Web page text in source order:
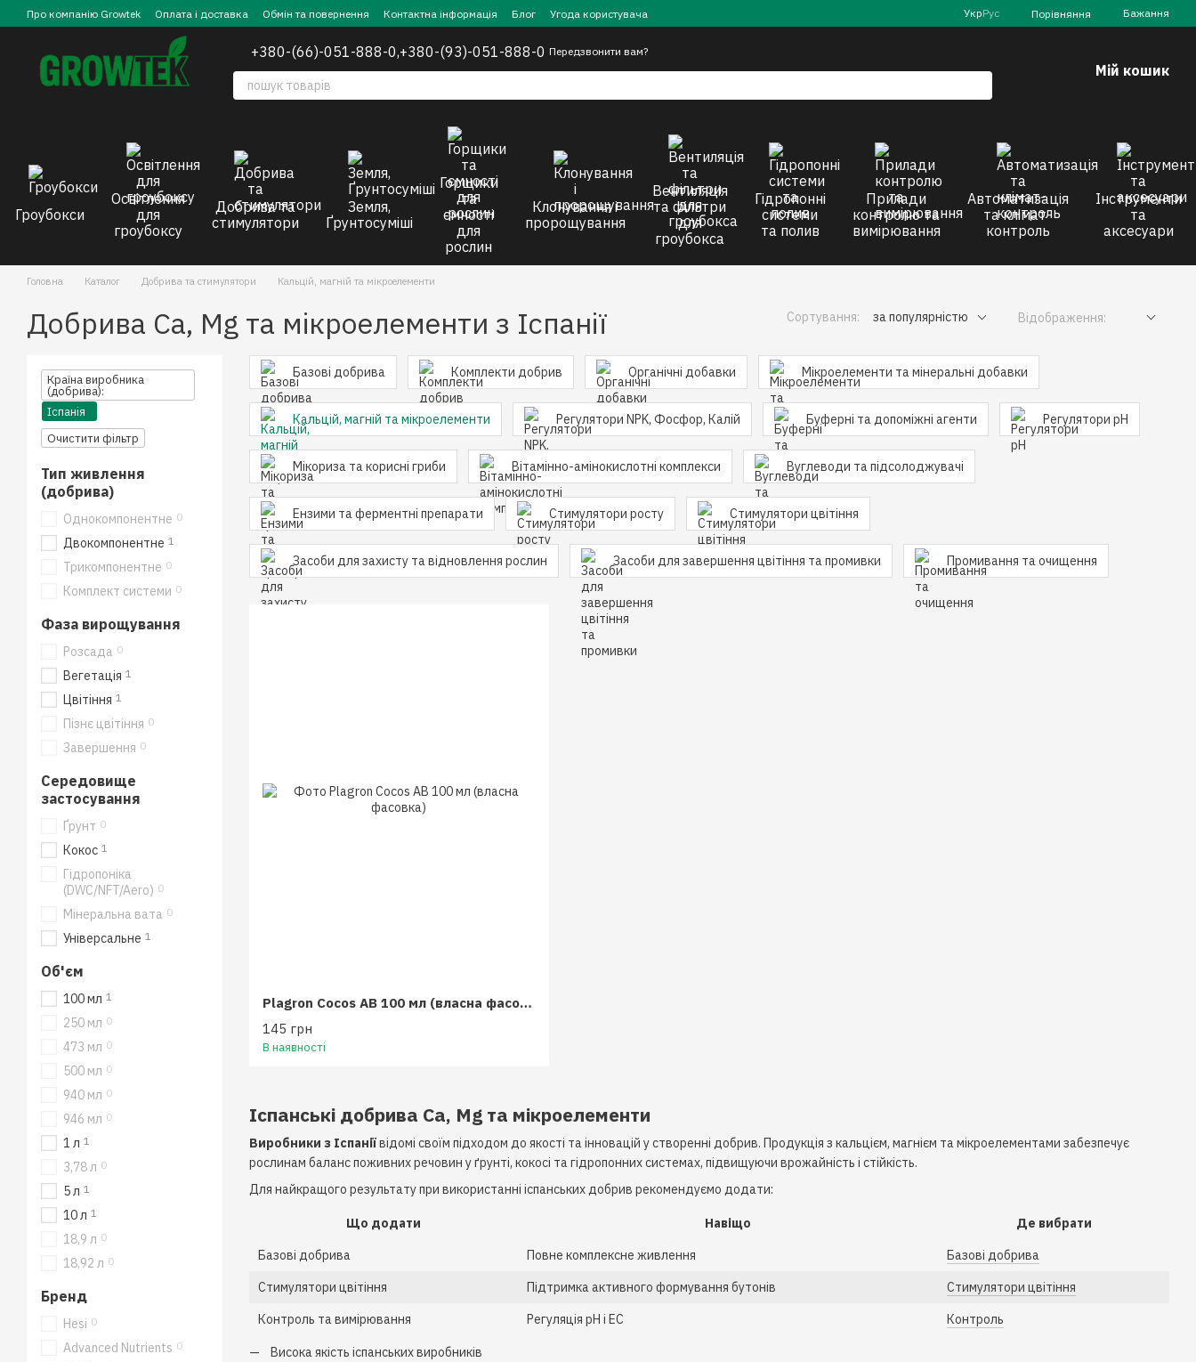
Перейти до основного контенту
Про компанію Growtek Оплата і доставка Обмін та повернення Контактна інформація Блог Угода користувача УкрРус Порівняння Бажання
+380-(66)-051-888-0,+380-(93)-051-888-0 Передзвонити вам?
Мій кошик
Гроубокси
Освітлення
для
гроубоксу
Добрива та
стимулятори
Земля,
Ґрунтосуміші
Горщики
та
ємності
для
рослин
Клонування і
пророщування
Вентиляція
та фільтри
для
гроубокса
Гідропонні
системи
та полив
Прилади
контролю та
вимірювання
Автоматизація
та клімат-
контроль
Інструменти
та
аксесуари
Головна Каталог Добрива та стимулятори Кальцій, магній та мікроелементи
Добрива Ca, Mg та мікроелементи з Іспанії Сортування: за популярністю Відображення:
Базові добрива Комплекти добрив Органічні добавки Мікроелементи та мінеральні добавки
Кальцій, магній та мікроелементи Регулятори NPK, Фосфор, Калій Буферні та допоміжні агенти Регулятори pH
Мікориза та корисні гриби Вітамінно-амінокислотні комплекси Вуглеводи та підсолоджувачі
Ензими та ферментні препарати Стимулятори росту Стимулятори цвітіння
Засоби для захисту та відновлення рослин Засоби для завершення цвітіння та промивки Промивання та очищення
Іспанські добрива Ca, Mg та мікроелементи
Виробники з Іспаніївідомі своїм підходом до якості та інновацій у створенні добрив. Продукція з кальцієм, магнієм та мікроелементами забезпечує
рослинам баланс поживних речовин у ґрунті, кокосі та гідропонних системах, підвищуючи врожайність і стійкість.
Для найкращого результату при використанні іспанських добрив рекомендуємо додати:
Що додати Навіщо
Де вибрати
Базові добрива
Повне комплексне живлення
Базові добрива
Стимулятори цвітіння
Підтримка активного формування бутонів
Стимулятори цвітіння
Контроль та вимірювання
Регуляція pH і EC Контроль
Висока якість іспанських виробників
Plagron Cocos AB 100 мл (власна фасовка)
145 грн
В наявності
Країна виробника
(добрива):
Іспанія
Очистити фільтр
Тип живлення
(добрива)
Однокомпонентне 0
Двокомпонентне 1
Трикомпонентне 0
Комплект системи 0
Фаза вирощування
Розсада 0
Вегетація 1
Цвітіння 1
Пізнє цвітіння 0
Завершення 0
Середовище
застосування
Ґрунт 0
Кокос 1
Гідропоніка
(DWC/NFT/Aero) 0
Мінеральна вата 0
Універсальне 1
Об'єм
100 мл 1
250 мл 0
473 мл 0
500 мл 0
940 мл 0
946 мл 0
1 л 1
3,78 л 0
5 л 1
10 л 1
18,9 л 0
18,92 л 0
Бренд
Hesi 0
Advanced Nutrients 0